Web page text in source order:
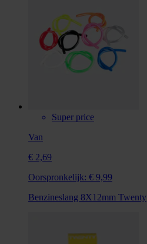
Super price
Van
€ 2,69
Oorspronkelijk: € 9,99
Benzineslang 8X12mm Twenty